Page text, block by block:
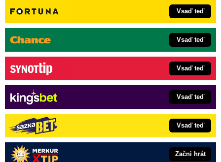
Vsaď teď
Vsaď teď
Vsaď teď
Vsaď teď
Vsaď teď
Začni hrát